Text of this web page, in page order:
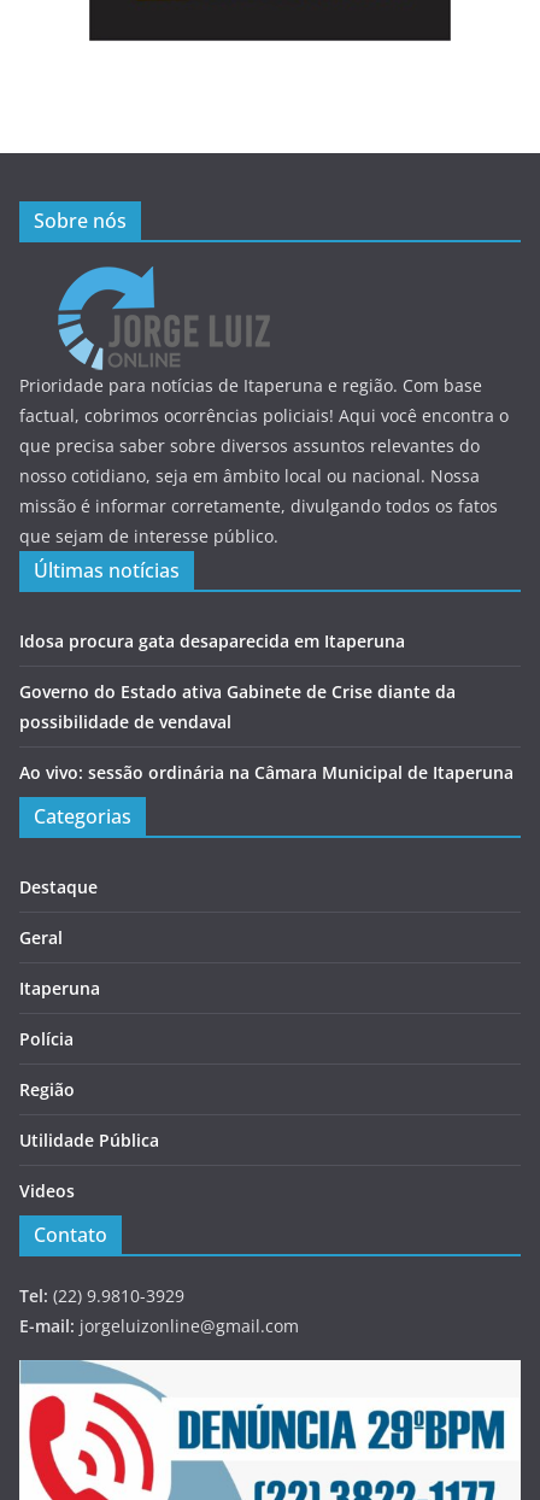
Sobre nós
Prioridade para notícias de Itaperuna e região. Com base
factual, cobrimos ocorrências policiais! Aqui você encontra o
que precisa saber sobre diversos assuntos relevantes do
nosso cotidiano, seja em âmbito local ou nacional. Nossa
missão é informar corretamente, divulgando todos os fatos
que sejam de interesse público.
Últimas notícias
Idosa procura gata desaparecida em Itaperuna
Governo do Estado ativa Gabinete de Crise diante da
possibilidade de vendaval
Ao vivo: sessão ordinária na Câmara Municipal de Itaperuna
Categorias
Destaque
Geral
Itaperuna
Polícia
Região
Utilidade Pública
Videos
Contato
Tel: (22) 9.9810-3929
E-mail: jorgeluizonline@gmail.com